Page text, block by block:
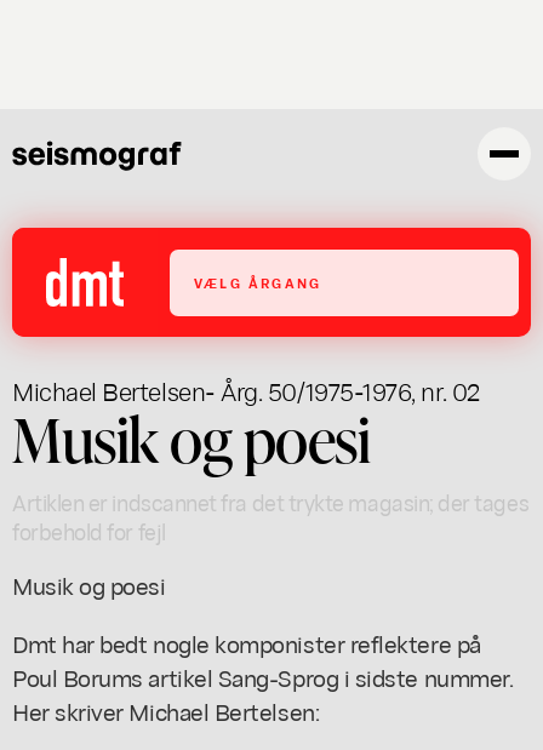
VÆLG ÅRGANG
Michael Bertelsen- Årg. 50/1975-1976, nr. 02
Musik og poesi
Artiklen er indscannet fra det trykte magasin; der tages
forbehold for fejl
Musik og poesi
Dmt har bedt nogle komponister reflektere på
Poul Borums artikel Sang-Sprog i sidste nummer.
Her skriver Michael Bertelsen: